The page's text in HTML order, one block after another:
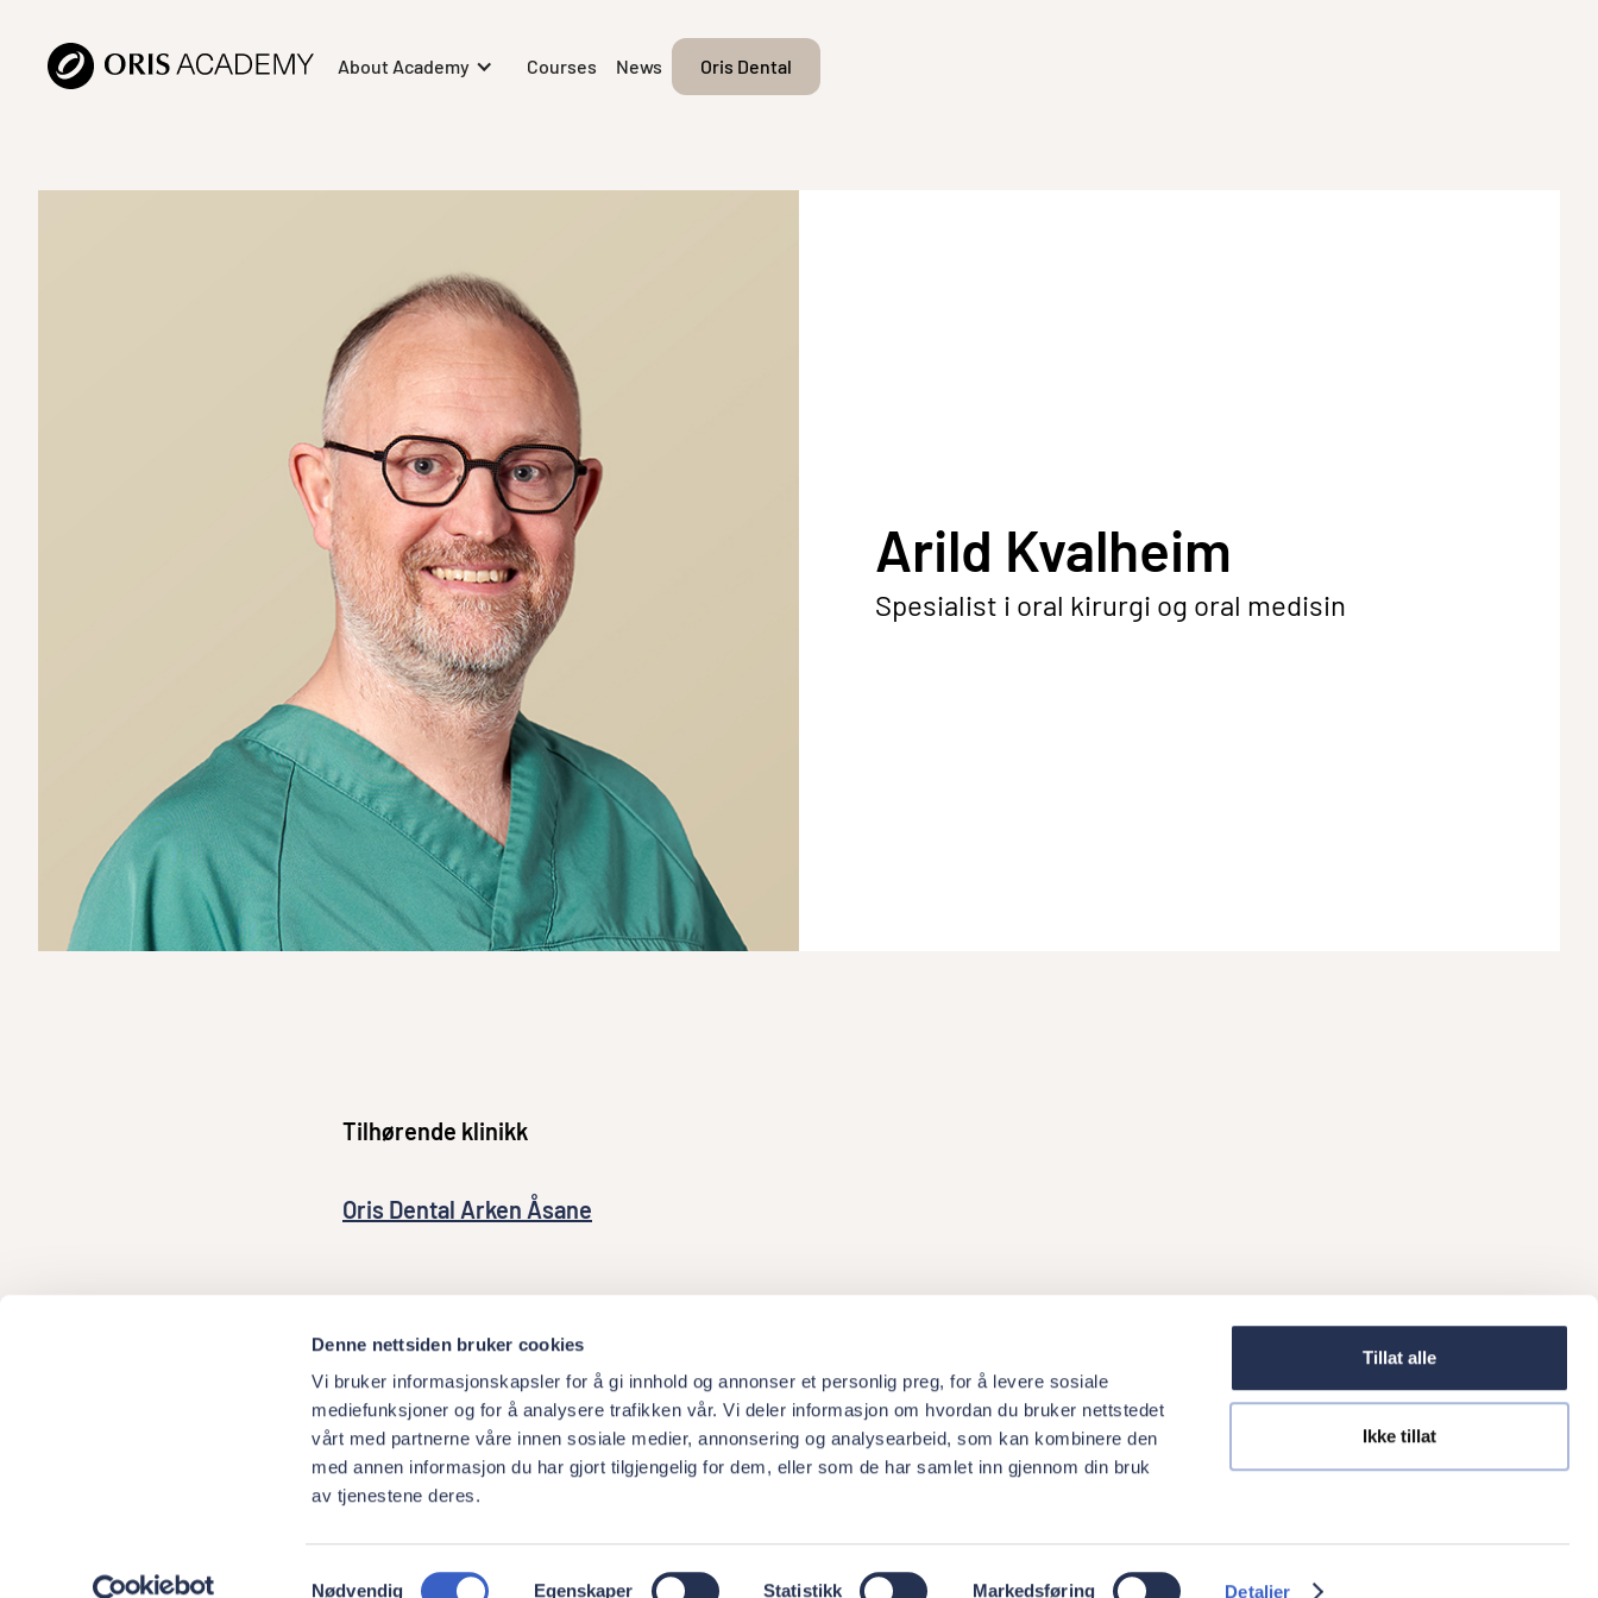
Denne nettsiden bruker cookies
Vi bruker informasjonskapsler for å gi innhold og annonser et personlig preg, for å levere sosiale
mediefunksjoner og for å analysere trafikken vår. Vi deler informasjon om hvordan du bruker nettstedet
vårt med partnerne våre innen sosiale medier, annonsering og analysearbeid, som kan kombinere den
med annen informasjon du har gjort tilgjengelig for dem, eller som de har samlet inn gjennom din bruk
av tjenestene deres.
Samtykkevalg
Nødvendig Egenskaper Statistikk Markedsføring Detaljer
Tillat alle
Ikke tillat
About Academy Courses News Oris Dental
Arild Kvalheim
Spesialist i oral kirurgi og oral medisin
Tilhørende klinikk
Oris Dental Arken Åsane
About AcademyWork at Oris Dental News Oris Dental